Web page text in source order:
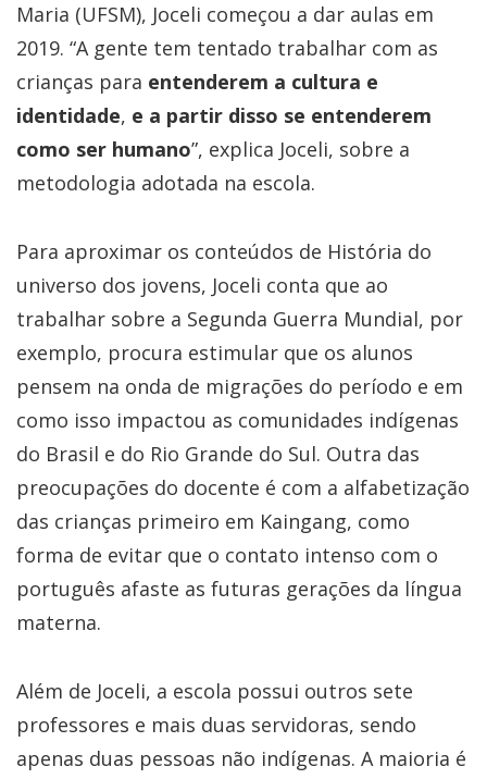
Maria (UFSM), Joceli começou a dar aulas em
2019. “A gente tem tentado trabalhar com as
crianças para entenderem a cultura e
identidade, e a partir disso se entenderem
como ser humano”, explica Joceli, sobre a
metodologia adotada na escola.
Para aproximar os conteúdos de História do
universo dos jovens, Joceli conta que ao
trabalhar sobre a Segunda Guerra Mundial, por
exemplo, procura estimular que os alunos
pensem na onda de migrações do período e em
como isso impactou as comunidades indígenas
do Brasil e do Rio Grande do Sul. Outra das
preocupações do docente é com a alfabetização
das crianças primeiro em Kaingang, como
forma de evitar que o contato intenso com o
português afaste as futuras gerações da língua
materna.
Além de Joceli, a escola possui outros sete
professores e mais duas servidoras, sendo
apenas duas pessoas não indígenas. A maioria é